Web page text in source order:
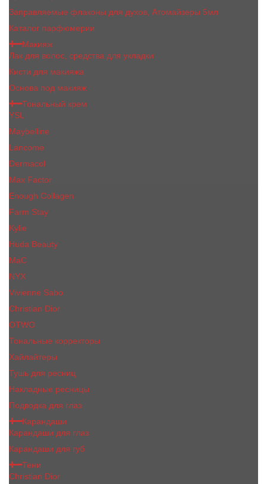
Заправляемые флаконы для духов, Атомайзеры 5мл
Каталог парфюмерии
Макияж
Лак для волос, средства для укладки
Кисти для макияжа
Основа под макияж
Тональный крем
YSL
Maybelline
Lancome
Dermacol
Max Factor
Enough Collagen
Farm Stay
Kylie
Huda Beauty
МаС
NYX
Vivienne Sabo
Сhristiаn Diоr
OTWO
Тональные корректоры
Хайлайтеры
Тушь для ресниц
Накладные ресницы
Подводка для глаз
Карандаши
Карандаши для глаз
Карандаши для губ
Тени
Christian Dior